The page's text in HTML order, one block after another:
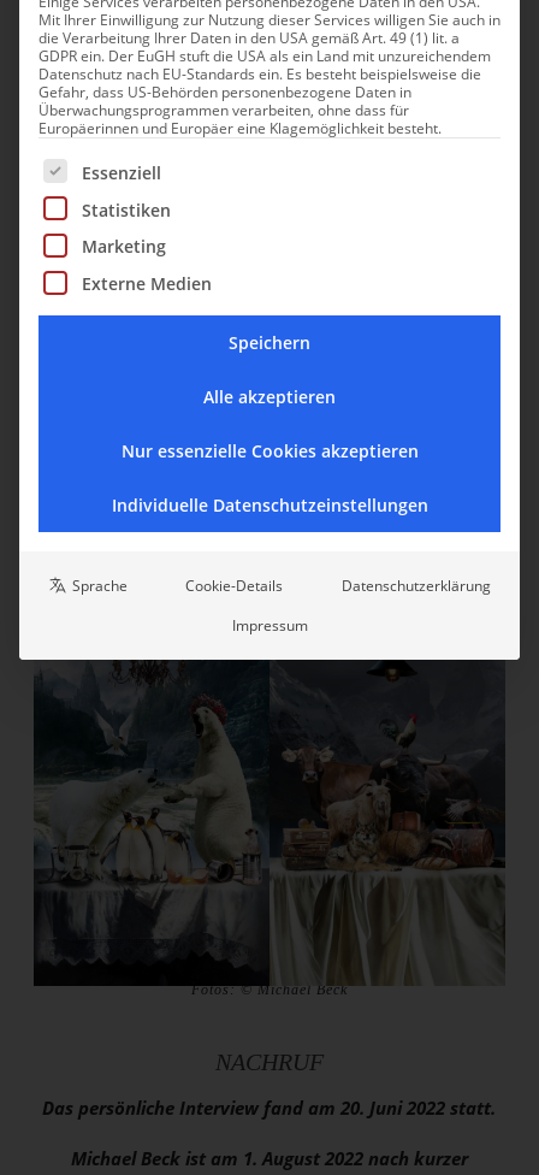
Fotos: © Michael Beck
Rätselhafte Fragmente des Unbewussten
Ähnelt diese Arbeitsweise nicht dem morgendlichen
Zusammenklauben eines Traums? Mir erscheint sie wie
das Verbinden von Versatzstücken der Erinnerung, was
uns nie vollständig gelingen kann.
Erinnern ins Bewusstsein und entfalten ihre rätselhafte
fertigen Werken noch an und macht im Zusammenspiel
aus.
Fotos: © Michael Beck
NACHRUF
Das persönliche Interview fand am 20. Juni 2022 statt.
Michael Beck ist am 1. August 2022 nach kurzer
Mit Ihrer Einwilligung zur Nutzung dieser Services willigen Sie auch in
die Verarbeitung Ihrer Daten in den USA gemäß Art. 49 (1) lit. a
GDPR ein. Der EuGH stuft die USA als ein Land mit unzureichendem
Datenschutz nach EU-Standards ein. Es besteht beispielsweise die
Gefahr, dass US-Behörden personenbezogene Daten in
Überwachungsprogrammen verarbeiten, ohne dass für
Europäerinnen und Europäer eine Klagemöglichkeit besteht.
Es folgt eine Liste der Service-Gruppen, für die eine
Essenziell
Statistiken
Marketing
Externe Medien
Speichern
Alle akzeptieren
Nur essenzielle Cookies akzeptieren
Individuelle Datenschutzeinstellungen
Sprache Cookie-Details
Datenschutzerklärung
Impressum